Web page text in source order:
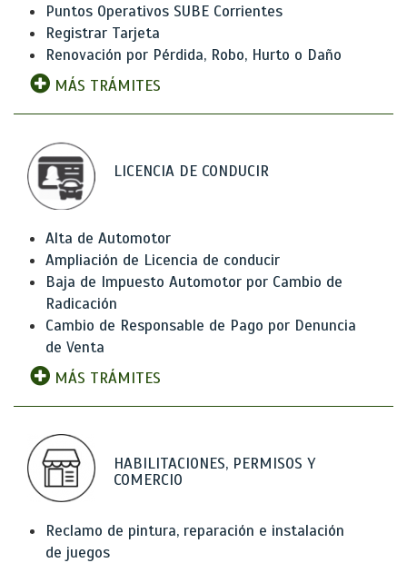
Puntos Operativos SUBE Corrientes
Registrar Tarjeta
Renovación por Pérdida, Robo, Hurto o Daño
MÁS TRÁMITES
LICENCIA DE CONDUCIR
Alta de Automotor
Ampliación de Licencia de conducir
Baja de Impuesto Automotor por Cambio de
Radicación
Cambio de Responsable de Pago por Denuncia
de Venta
MÁS TRÁMITES
HABILITACIONES, PERMISOS Y
COMERCIO
Reclamo de pintura, reparación e instalación
de juegos